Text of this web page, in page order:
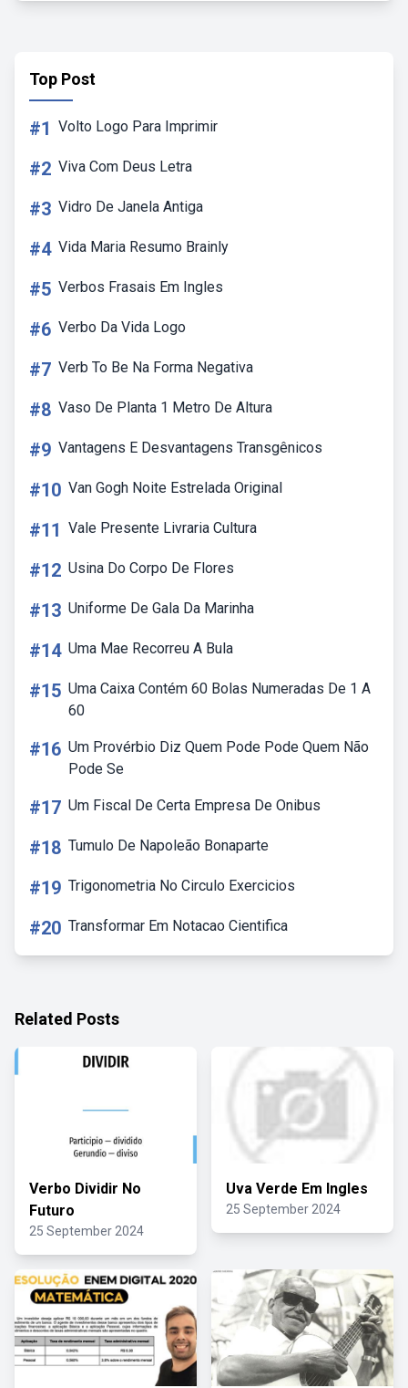
Top Post
#1 Volto Logo Para Imprimir
#2 Viva Com Deus Letra
#3 Vidro De Janela Antiga
#4 Vida Maria Resumo Brainly
#5 Verbos Frasais Em Ingles
#6 Verbo Da Vida Logo
#7 Verb To Be Na Forma Negativa
#8 Vaso De Planta 1 Metro De Altura
#9 Vantagens E Desvantagens Transgênicos
#10 Van Gogh Noite Estrelada Original
#11 Vale Presente Livraria Cultura
#12 Usina Do Corpo De Flores
#13 Uniforme De Gala Da Marinha
#14 Uma Mae Recorreu A Bula
#15 Uma Caixa Contém 60 Bolas Numeradas De 1 A
60
#16 Um Provérbio Diz Quem Pode Pode Quem Não
Pode Se
#17 Um Fiscal De Certa Empresa De Onibus
#18 Tumulo De Napoleão Bonaparte
#19 Trigonometria No Circulo Exercicios
#20 Transformar Em Notacao Cientifica
Related Posts
Verbo Dividir No
Futuro
25 September 2024
Uva Verde Em Ingles
25 September 2024